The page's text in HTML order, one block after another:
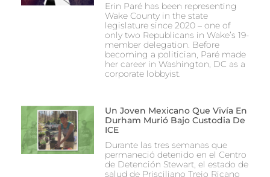
Erin Paré has been representing
Wake County in the state
legislature since 2020 – one of
only two Republicans in Wake’s 19-
member delegation. Before
becoming a politician, Paré made
her career in Washington, DC as a
corporate lobbyist.
Un Joven Mexicano Que Vivía En
Durham Murió Bajo Custodia De
ICE
Durante las tres semanas que
permaneció detenido en el Centro
de Detención Stewart, el estado de
salud de Prisciliano Trejo Ricano